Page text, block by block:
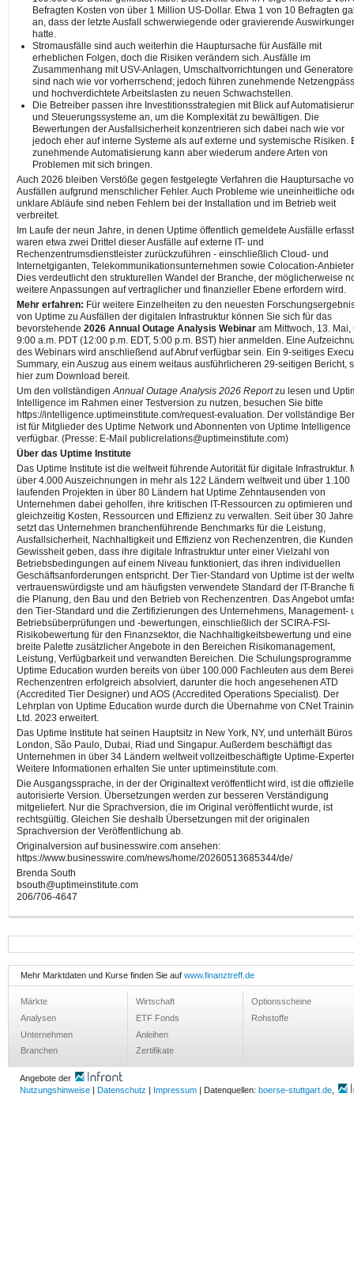
Befragten Kosten von über 1 Million US-Dollar. Etwa 1 von 10 Befragten
an, dass der letzte Ausfall schwerwiegende oder gravierende
hatte.
Stromausfälle sind auch weiterhin die Hauptursache für Ausfälle mit
erheblichen Folgen, doch die Risiken verändern sich. Ausfälle im
Zusammenhang mit USV-Anlagen, Umschaltvorrichtungen und
sind nach wie vor vorherrschend; jedoch führen zunehmende
und hochverdichtete Arbeitslasten zu neuen Schwachstellen.
Die Betreiber passen ihre Investitionsstrategien mit Blick auf
und Steuerungssysteme an, um die Komplexität zu bewältigen. Die
Bewertungen der Ausfallsicherheit konzentrieren sich dabei nach wie vor
jedoch eher auf interne Systeme als auf externe und systemische Risiken.
zunehmende Automatisierung kann aber wiederum andere Arten von
Problemen mit sich bringen.
Auch 2026 bleiben Verstöße gegen festgelegte Verfahren die Hauptursache
Ausfällen aufgrund menschlicher Fehler. Auch Probleme wie uneinheitliche
unklare Abläufe sind neben Fehlern bei der Installation und im Betrieb weit
verbreitet.
Im Laufe der neun Jahre, in denen Uptime öffentlich gemeldete Ausfälle
waren etwa zwei Drittel dieser Ausfälle auf externe IT- und
Rechenzentrumsdienstleister zurückzuführen - einschließlich Cloud- und
Internetgiganten, Telekommunikationsunternehmen sowie Colocation-
Dies verdeutlicht den strukturellen Wandel der Branche, der möglicherweise
weitere Anpassungen auf vertraglicher und finanzieller Ebene erfordern wird.
Mehr erfahren: Für weitere Einzelheiten zu den neuesten
von Uptime zu Ausfällen der digitalen Infrastruktur können Sie sich für das
bevorstehende 2026 Annual Outage Analysis Webinar am Mittwoch, 13. Mai,
9:00 a.m. PDT (12:00 p.m. EDT, 5:00 p.m. BST) hier anmelden. Eine
des Webinars wird anschließend auf Abruf verfügbar sein. Ein 9-seitiges
Summary, ein Auszug aus einem weitaus ausführlicheren 29-seitigen Bericht,
hier zum Download bereit.
Um den vollständigen Annual Outage Analysis 2026 Reportzu lesen und
Intelligence im Rahmen einer Testversion zu nutzen, besuchen Sie bitte
https://intelligence.uptimeinstitute.com/request-evaluation. Der vollständige
ist für Mitglieder des Uptime Network und Abonnenten von Uptime Intelligence
verfügbar. (Presse: E-Mail publicrelations@uptimeinstitute.com)
Über das Uptime Institute
Das Uptime Institute ist die weltweit führende Autorität für digitale Infrastruktur.
über 4.000 Auszeichnungen in mehr als 122 Ländern weltweit und über 1.100
laufenden Projekten in über 80 Ländern hat Uptime Zehntausenden von
Unternehmen dabei geholfen, ihre kritischen IT-Ressourcen zu optimieren und
gleichzeitig Kosten, Ressourcen und Effizienz zu verwalten. Seit über 30
setzt das Unternehmen branchenführende Benchmarks für die Leistung,
Ausfallsicherheit, Nachhaltigkeit und Effizienz von Rechenzentren, die
Gewissheit geben, dass ihre digitale Infrastruktur unter einer Vielzahl von
Betriebsbedingungen auf einem Niveau funktioniert, das ihren individuellen
Geschäftsanforderungen entspricht. Der Tier-Standard von Uptime ist der
vertrauenswürdigste und am häufigsten verwendete Standard der IT-Branche
die Planung, den Bau und den Betrieb von Rechenzentren. Das Angebot
den Tier-Standard und die Zertifizierungen des Unternehmens, Management-
Betriebsüberprüfungen und -bewertungen, einschließlich der SCIRA-FSI-
Risikobewertung für den Finanzsektor, die Nachhaltigkeitsbewertung und eine
breite Palette zusätzlicher Angebote in den Bereichen Risikomanagement,
Leistung, Verfügbarkeit und verwandten Bereichen. Die Schulungsprogramme
Uptime Education wurden bereits von über 100.000 Fachleuten aus dem
Rechenzentren erfolgreich absolviert, darunter die hoch angesehenen ATD
(Accredited Tier Designer) und AOS (Accredited Operations Specialist). Der
Lehrplan von Uptime Education wurde durch die Übernahme von CNet
Ltd. 2023 erweitert.
Das Uptime Institute hat seinen Hauptsitz in New York, NY, und unterhält
London, São Paulo, Dubai, Riad und Singapur. Außerdem beschäftigt das
Unternehmen in über 34 Ländern weltweit vollzeitbeschäftigte Uptime-
Weitere Informationen erhalten Sie unter uptimeinstitute.com.
Die Ausgangssprache, in der der Originaltext veröffentlicht wird, ist die
autorisierte Version. Übersetzungen werden zur besseren Verständigung
mitgeliefert. Nur die Sprachversion, die im Original veröffentlicht wurde, ist
rechtsgültig. Gleichen Sie deshalb Übersetzungen mit der originalen
Sprachversion der Veröffentlichung ab.
Originalversion auf businesswire.com ansehen:
https://www.businesswire.com/news/home/20260513685344/de/
Brenda South
bsouth@uptimeinstitute.com
206/706-4647
Mehr Marktdaten und Kurse finden Sie auf www.finanztreff.de
Märkte
Analysen
Unternehmen
Branchen
Wirtschaft
ETF Fonds
Anleihen
Zertifikate
Optionsscheine
Rohstoffe
Angebote der
Nutzungshinweise | Datenschutz | Impressum | Datenquellen: boerse-stuttgart.de